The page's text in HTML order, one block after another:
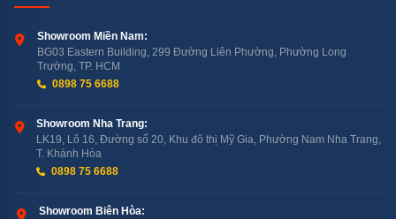
Hạn chế gió thổi trực tiếp vào người ngồi dưới máy
phải bằng tay
4 — Dual Inverter Compressor: Tần
Showroom Miền Nam:
BG03 Eastern Building, 299 Đường Liên Phường, Phường Long
Trường, TP. HCM
0898 75 6688
Showroom Nha Trang:
LK19, Lô 16, Đường số 20, Khu đô thị Mỹ Gia, Phường Nam Nha Trang,
T. Khánh Hòa
0898 75 6688
Showroom Biên Hòa: